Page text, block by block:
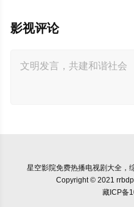
影视评论
星空影院免费热播电视剧大全，
Copyright © 2021
藏ICP备